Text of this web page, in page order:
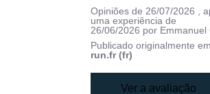
Opiniões de 26/07/2026
,
uma experiência de
26/06/2026 por Emmanuel
Publicado originalmente
run.fr (fr)
Ver a avaliação